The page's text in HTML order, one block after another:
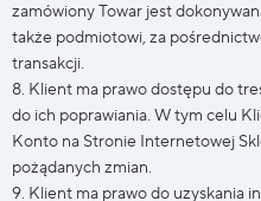
zamówiony Towar jest
także podmiotowi, za
transakcji.
8. Klient ma prawo dostępu do
do ich poprawiania. W tym celu
Konto na Stronie Internetowej
pożądanych zmian.
9. Klient ma prawo do uzyskania